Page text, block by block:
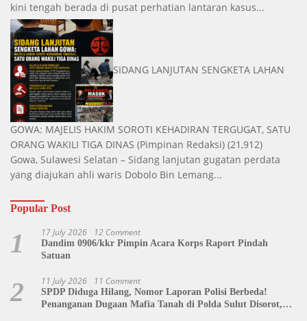
kini tengah berada di pusat perhatian lantaran kasus...
SIDANG LANJUTAN SENGKETA LAHAN
GOWA: MAJELIS HAKIM SOROTI KEHADIRAN TERGUGAT, SATU
ORANG WAKILI TIGA DINAS (Pimpinan Redaksi) (21,912)
Gowa, Sulawesi Selatan – Sidang lanjutan gugatan perdata
yang diajukan ahli waris Dobolo Bin Lemang...
Popular Post
1 17 July 2026 12 Comment
Dandim 0906/kkr Pimpin Acara Korps Raport Pindah
Satuan
2 11 July 2026 11 Comment
SPDP Diduga Hilang, Nomor Laporan Polisi Berbeda!
Penanganan Dugaan Mafia Tanah di Polda Sulut Disorot,